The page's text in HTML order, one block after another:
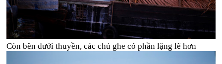
Còn bên dưới thuyền, các chủ ghe có phần lặng lẽ hơn